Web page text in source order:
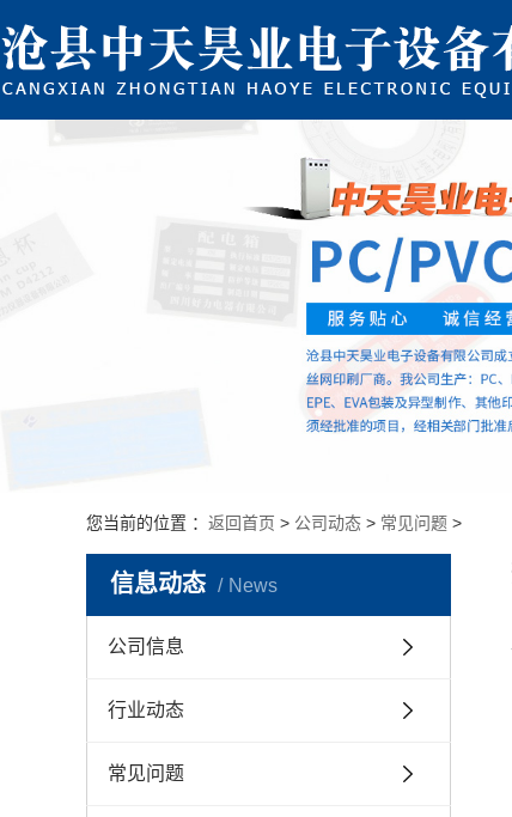
您当前的位置 ： 返回首页 > 公司动态 > 常见问题 >
信息动态 News
公司信息
行业动态
常见问题